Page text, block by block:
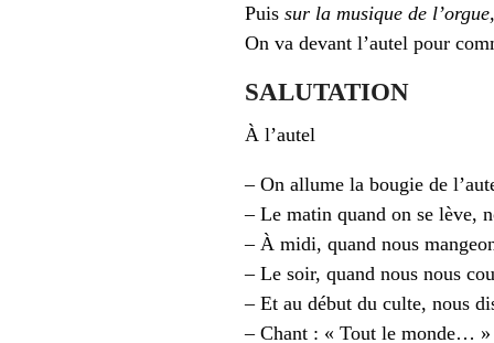
Puis sur la musique de l’orgue,
On va devant l’autel pour
SALUTATION
À l’autel
– On allume la bougie de
– Le matin quand on se lève,
– À midi, quand nous
– Le soir, quand nous nous
– Et au début du culte, nous
– Chant : « Tout le monde… »